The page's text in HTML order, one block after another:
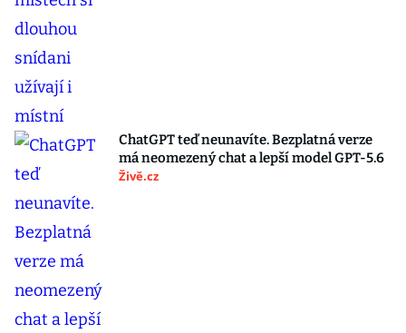
ChatGPT teď neunavíte. Bezplatná verze
má neomezený chat a lepší model GPT-5.6
Živě.cz